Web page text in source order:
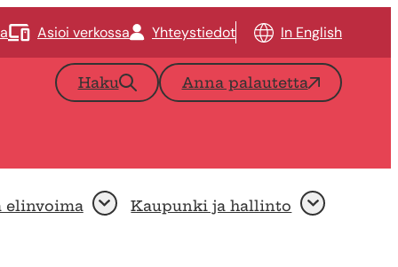
Asioi verkossa Yhteystiedot In English
Haku Anna palautetta
elinvoima AvaaKaupunki ja hallinto Avaa